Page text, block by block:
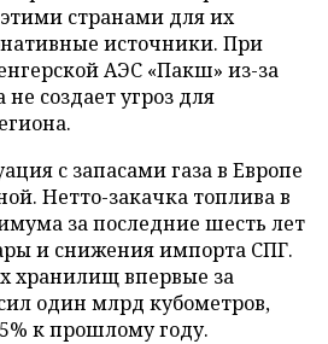
странами для их
источники. При
АЭС «Пакш» из-за
создает угроз для
с запасами газа в Европе
Нетто-закачка топлива в
за последние шесть лет
и снижения импорта СПГ.
хранилищ впервые за
один млрд кубометров,
к прошлому году.